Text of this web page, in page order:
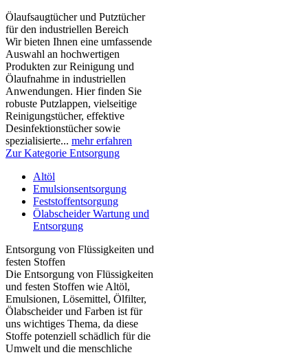
Ölaufsaugtücher und Putztücher
für den industriellen Bereich
Wir bieten Ihnen eine umfassende
Auswahl an hochwertigen
Produkten zur Reinigung und
Ölaufnahme in industriellen
Anwendungen. Hier finden Sie
robuste Putzlappen, vielseitige
Reinigungstücher, effektive
Desinfektionstücher sowie
spezialisierte... mehr erfahren
Zur Kategorie Entsorgung
Altöl
Emulsionsentsorgung
Feststoffentsorgung
Ölabscheider Wartung und
Entsorgung
Entsorgung von Flüssigkeiten und
festen Stoffen
Die Entsorgung von Flüssigkeiten
und festen Stoffen wie Altöl,
Emulsionen, Lösemittel, Ölfilter,
Ölabscheider und Farben ist für
uns wichtiges Thema, da diese
Stoffe potenziell schädlich für die
Umwelt und die menschliche